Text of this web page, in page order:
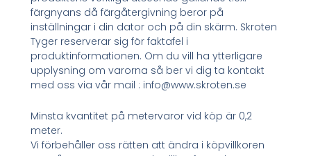
färgnyans då färgåtergivning beror på
inställningar i din dator och på din skärm. Skroten
Tyger reserverar sig för faktafel i
produktinformationen. Om du vill ha ytterligare
upplysning om varorna så ber vi dig ta kontakt
med oss via vår mail : info@www.skroten.se
Minsta kvantitet på metervaror vid köp är 0,2
meter.
Vi förbehåller oss rätten att ändra i köpvillkoren